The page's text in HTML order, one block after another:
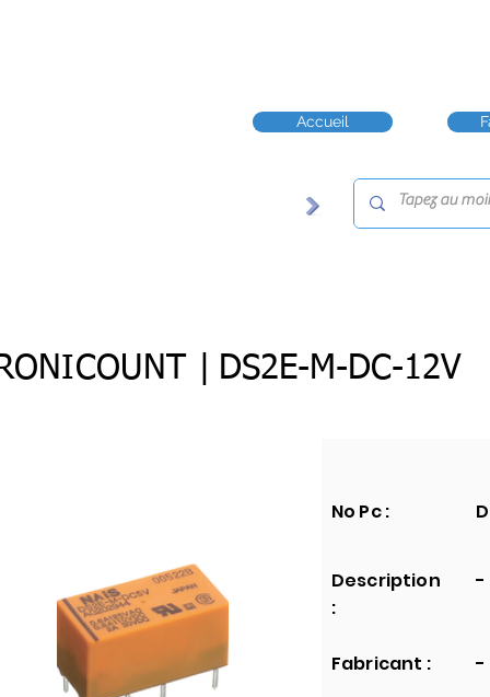
Accueil
| DS2E-M-DC-12V
No Pc :
Description
:
-
Fabricant : -